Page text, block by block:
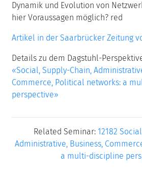
Dynamik und Evolution von
hier Voraussagen möglich? red
Artikel in der Saarbrücker Zeitung
Details zu dem Dagstuhl-
«Social, Supply-Chain,
Commerce, Political networks: a
perspective»
Related Seminar: 12182
Administrative, Business,
a multi-discipline